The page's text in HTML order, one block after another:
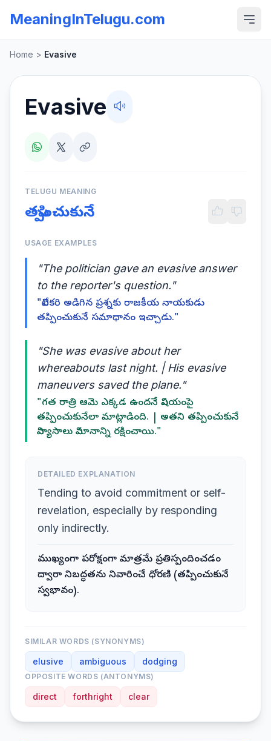
MeaningInTelugu.com
Home > Evasive
Evasive
TELUGU MEANING
తప్పించుకునే
USAGE EXAMPLES
"The politician gave an evasive answer
to the reporter's question."
"విలేకరి అడిగిన ప్రశ్నకు రాజకీయ నాయకుడు
తప్పించుకునే సమాధానం ఇచ్చాడు."
"She was evasive about her
whereabouts last night. | His evasive
maneuvers saved the plane."
"గత రాత్రి ఆమె ఎక్కడ ఉందనే విషయంపై
తప్పించుకునేలా మాట్లాడింది. | అతని తప్పించుకునే
విన్యాసాలు విమానాన్ని రక్షించాయి."
DETAILED EXPLANATION
Tending to avoid commitment or self-
revelation, especially by responding
only indirectly.
ముఖ్యంగా పరోక్షంగా మాత్రమే ప్రతిస్పందించడం
ద్వారా నిబద్ధతను నివారించే ధోరణి (తప్పించుకునే
స్వభావం).
SIMILAR WORDS (SYNONYMS)
elusive ambiguous dodging
OPPOSITE WORDS (ANTONYMS)
direct forthright clear